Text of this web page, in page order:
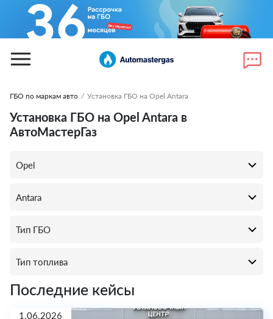
ГБО по маркам авто / Установка ГБО на Opel Antara
Установка ГБО на Opel Antara в
АвтоМастерГаз
Последние кейсы
1.06.2026